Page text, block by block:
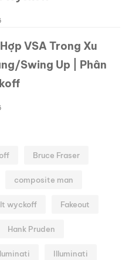
VSA Trong Xu
Swing Up | Phân
Bruce Fraser
composite man
wyckoff Fakeout
Hank Pruden
Illuminati